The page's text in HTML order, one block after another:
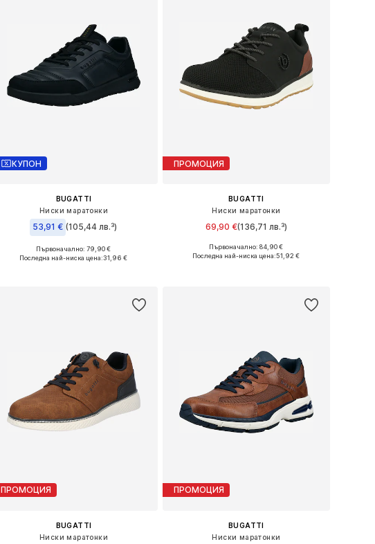
КУПОН
BUGATTI
Ниски маратонки
53,91 € (105,44 лв.³)
Налични размери: 40, 41, 42, 43, 44
Първоначално: 79,90 €
Последна най-ниска цена:31,96 €
ПРОМОЦИЯ
BUGATTI
Ниски маратонки
69,90 €(136,71 лв.³)
Предлага се в много размери
Първоначално: 84,90 €
Последна най-ниска цена:51,92 €
ПРОМОЦИЯ
BUGATTI
Ниски маратонки
ПРОМОЦИЯ
BUGATTI
Ниски маратонки